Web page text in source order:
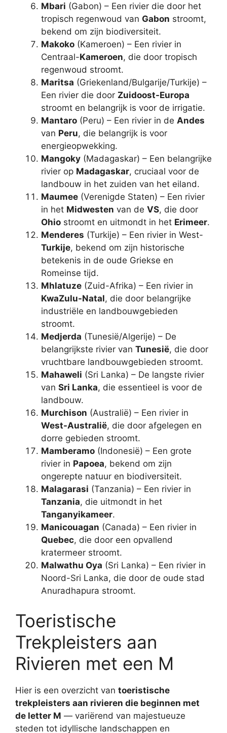
Mbari (Gabon) – Een rivier die door het
tropisch regenwoud van Gabon stroomt,
bekend om zijn biodiversiteit.
Makoko (Kameroen) – Een rivier in
Centraal-Kameroen, die door tropisch
regenwoud stroomt.
Maritsa (Griekenland/Bulgarije/Turkije) –
Een rivier die door Zuidoost-Europa
stroomt en belangrijk is voor de irrigatie.
Mantaro (Peru) – Een rivier in de Andes
van Peru, die belangrijk is voor
energieopwekking.
Mangoky (Madagaskar) – Een belangrijke
rivier op Madagaskar, cruciaal voor de
landbouw in het zuiden van het eiland.
Maumee (Verenigde Staten) – Een rivier
in het Midwesten van de VS, die door
Ohio stroomt en uitmondt in het Erimeer.
Menderes (Turkije) – Een rivier in West-
Turkije, bekend om zijn historische
betekenis in de oude Griekse en
Romeinse tijd.
Mhlatuze (Zuid-Afrika) – Een rivier in
KwaZulu-Natal, die door belangrijke
industriële en landbouwgebieden
stroomt.
Medjerda (Tunesië/Algerije) – De
belangrijkste rivier van Tunesië, die door
vruchtbare landbouwgebieden stroomt.
Mahaweli (Sri Lanka) – De langste rivier
van Sri Lanka, die essentieel is voor de
landbouw.
Murchison (Australië) – Een rivier in
West-Australië, die door afgelegen en
dorre gebieden stroomt.
Mamberamo (Indonesië) – Een grote
rivier in Papoea, bekend om zijn
ongerepte natuur en biodiversiteit.
Malagarasi (Tanzania) – Een rivier in
Tanzania, die uitmondt in het
Tanganyikameer.
Manicouagan (Canada) – Een rivier in
Quebec, die door een opvallend
kratermeer stroomt.
Malwathu Oya (Sri Lanka) – Een rivier in
Noord-Sri Lanka, die door de oude stad
Anuradhapura stroomt.
Toeristische
Trekpleisters aan
Rivieren met een M
Hier is een overzicht van toeristische
trekpleisters aan rivieren die beginnen met
de letter M — variërend van majestueuze
steden tot idyllische landschappen en